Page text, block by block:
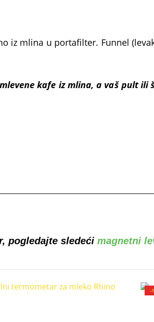
iz mlina u portafilter. Funnel
kafe iz mlina, a vaš pult
pogledajte sledeći magnetni
-